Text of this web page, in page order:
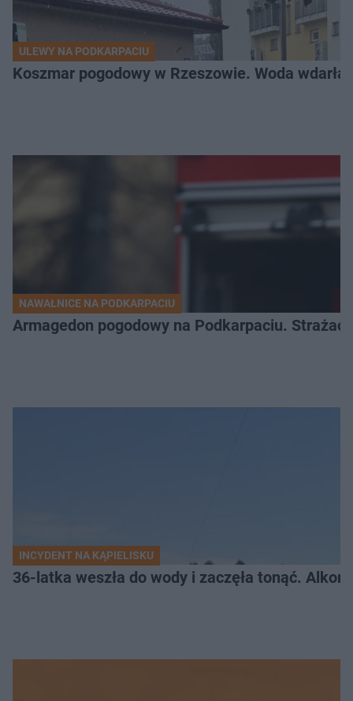
ULEWY NA PODKARPACIU
Koszmar pogodowy w Rzeszowie. Woda
NAWAŁNICE NA PODKARPACIU
Armagedon pogodowy na Podkarpaciu.
INCYDENT NA KĄPIELISKU
36-latka weszła do wody i zaczęła tonąć.